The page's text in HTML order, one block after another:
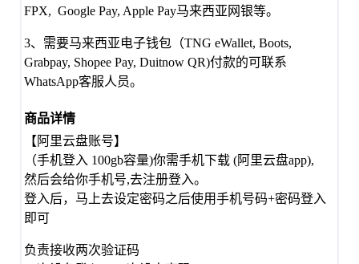
FPX, Google Pay, Apple Pay马来西亚网银等。
3、需要马来西亚电子钱包（TNG eWallet, Boots,
Grabpay, Shopee Pay, Duitnow QR)付款的可联系
WhatsApp客服人员。
商品详情
【阿里云盘账号】
（手机登入 100gb容量)你需手机下载 (阿里云盘app),
然后会给你手机号,去注册登入。
登入后，马上去设定密码之后使用手机号码+密码登入
即可
️负责接收两次验证码️